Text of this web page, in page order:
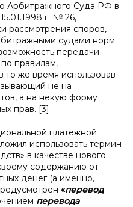
Арбитражного Суда РФ в
г. № 26,
рассмотрения споров,
судами норм
передачи
по правилам,
же время использовав
не на
а на некую форму
прав. [3]
платежной
использовать термин
в качестве нового
содержанию от
денег (а именно,
«перевод
перевода